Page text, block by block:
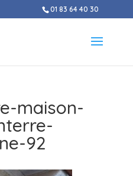
01 83 64 40 30
maison-
92